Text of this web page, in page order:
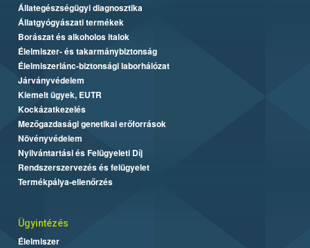
Állategészségügyi diagnosztika
Állatgyógyászati termékek
Borászat és alkoholos italok
Élelmiszer- és takarmánybiztonság
Élelmiszerlánc-biztonsági laborhálózat
Járványvédelem
Kiemelt ügyek, EUTR
Kockázatkezelés
Mezőgazdasági genetikai erőforrások
Növényvédelem
Nyilvántartási és Felügyeleti Díj
Rendszerszervezés és felügyelet
Termékpálya-ellenőrzés
Ügyintézés
Élelmiszer